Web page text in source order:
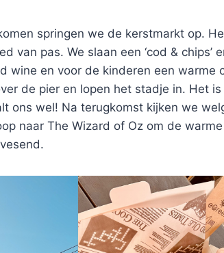
springen we de kerstmarkt op.
van pas. We slaan een ‘cod & chips’
wine en voor de kinderen een warme
de pier en lopen het stadje in. Het
ons wel! Na terugkomst kijken we
naar The Wizard of Oz om de